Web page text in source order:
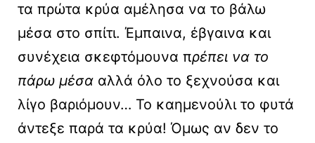
τα πρώτα κρύα αμέλησα να το βάλω
μέσα στο σπίτι. Έμπαινα, έβγαινα και
συνέχεια σκεφτόμουνα πρέπει να το
πάρω μέσα αλλά όλο το ξεχνούσα και
λίγο βαριόμουν… Το καημενούλι το φυτά
άντεξε παρά τα κρύα! Όμως αν δεν το